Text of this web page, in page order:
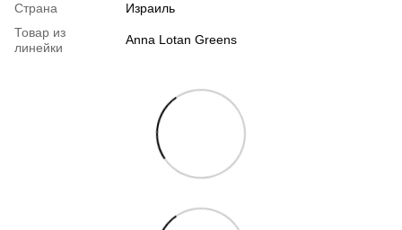
Страна
Израиль
Товар из
линейки
Anna Lotan Greens